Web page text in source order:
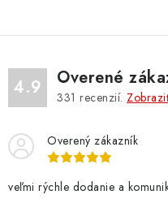
v
p
i
u
4.9 Overené
331 recenzií.
Overený zákazník
veľmi rýchle dodanie a